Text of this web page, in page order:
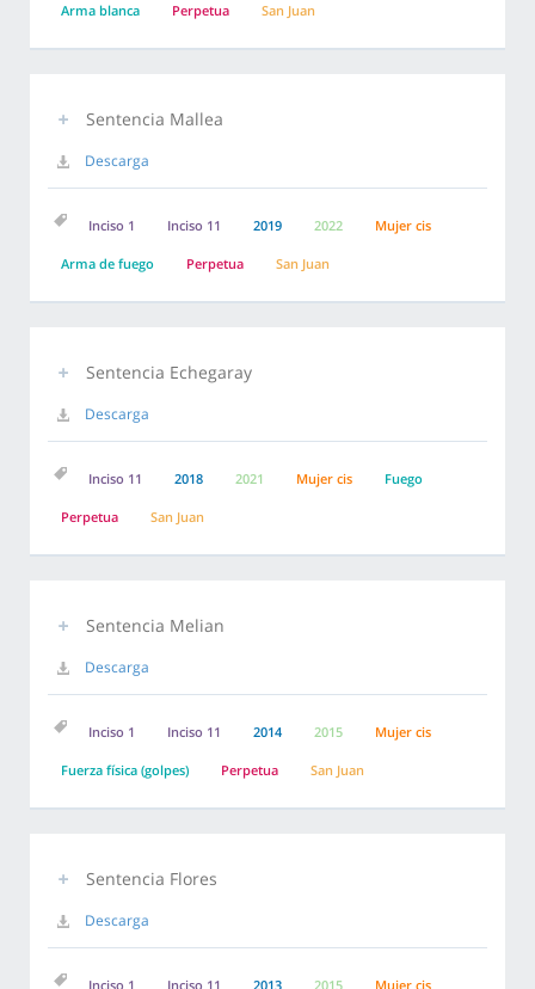
Arma blanca Perpetua San Juan
Sentencia Mallea
Descarga
Inciso 1 Inciso 11 2019 2022 Mujer cis
Arma de fuego Perpetua San Juan
Sentencia Echegaray
Descarga
Inciso 11 2018 2021 Mujer cis Fuego
Perpetua San Juan
Sentencia Melian
Descarga
Inciso 1 Inciso 11 2014 2015 Mujer cis
Fuerza física (golpes) Perpetua San Juan
Sentencia Flores
Descarga
Inciso 1 Inciso 11 2013 2015 Mujer cis